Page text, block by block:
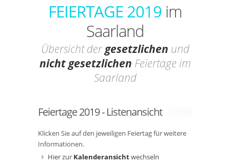
FEIERTAGE 2019 im
Saarland
Übersicht dergesetzlichen und
nicht gesetzlichen Feiertage im
Saarland
Feiertage 2019 - Listenansicht
Klicken Sie auf den jeweiligen Feiertag für weitere
Informationen.
Hier zur Kalenderansichtwechseln